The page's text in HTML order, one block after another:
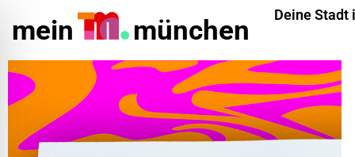
mein münchen Deine Stadt